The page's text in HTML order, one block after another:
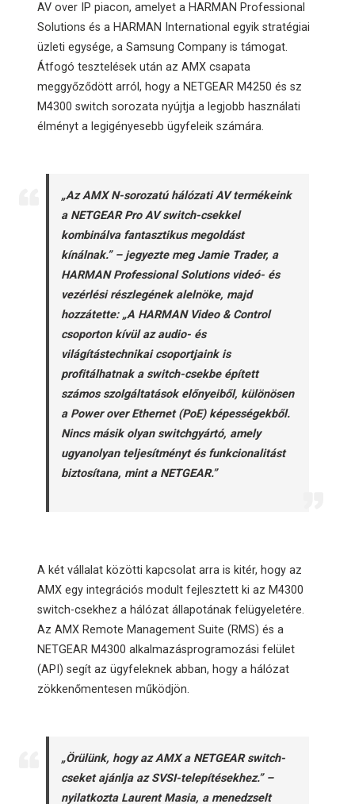
AV over IP piacon, amelyet a HARMAN Professional
Solutions és a HARMAN International egyik stratégiai
üzleti egysége, a Samsung Company is támogat.
Átfogó tesztelések után az AMX csapata
meggyőződött arról, hogy a NETGEAR M4250 és sz
M4300 switch sorozata nyújtja a legjobb használati
élményt a legigényesebb ügyfeleik számára.
„Az AMX N-sorozatú hálózati AV termékeink
a NETGEAR Pro AV switch-csekkel
kombinálva fantasztikus megoldást
kínálnak.” – jegyezte meg Jamie Trader, a
HARMAN Professional Solutions videó- és
vezérlési részlegének alelnöke, majd
hozzátette: „A HARMAN Video & Control
csoporton kívül az audio- és
világítástechnikai csoportjaink is
profitálhatnak a switch-csekbe épített
számos szolgáltatások előnyeiből, különösen
a Power over Ethernet (PoE) képességekből.
Nincs másik olyan switchgyártó, amely
ugyanolyan teljesítményt és funkcionalitást
biztosítana, mint a NETGEAR.”
A két vállalat közötti kapcsolat arra is kitér, hogy az
AMX egy integrációs modult fejlesztett ki az M4300
switch-csekhez a hálózat állapotának felügyeletére.
Az AMX Remote Management Suite (RMS) és a
NETGEAR M4300 alkalmazásprogramozási felület
(API) segít az ügyfeleknek abban, hogy a hálózat
zökkenőmentesen működjön.
„Örülünk, hogy az AMX a NETGEAR switch-
cseket ajánlja az SVSI-telepítésekhez.” –
nyilatkozta Laurent Masia, a menedzselt